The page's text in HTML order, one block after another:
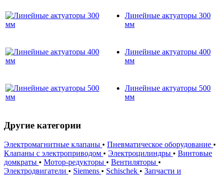
Линейные актуаторы 300
мм
Линейные актуаторы 400
мм
Линейные актуаторы 500
мм
Другие категории
Электромагнитные клапаны • Пневматическое оборудование •
Клапаны с электроприводом • Электроцилиндры • Винтовые
домкраты • Мотор-редукторы • Вентиляторы •
Электродвигатели • Siemens • Schischek • Запчасти и